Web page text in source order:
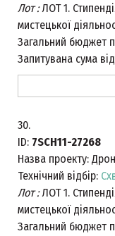
Лот :ЛОТ 1.
мистецької
Загальний бюджет
Запитувана сума
30.
ID: 7SCH11-27268
Назва проекту:
Технічний відбір:
Лот :ЛОТ 1.
мистецької
Загальний бюджет